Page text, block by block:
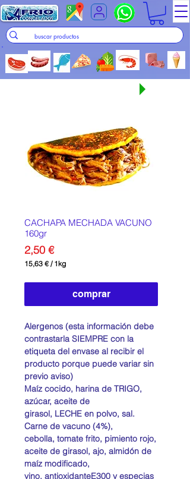
CACHAPA MECHADA VACUNO
160gr
2,50 €Precio
15,63 € / 1kg
por
comprar
Alergenos (esta información debe
contrastarla SIEMPRE con la
etiqueta del envase al recibir el
producto porque puede variar sin
previo aviso)
Maíz cocido, harina de TRIGO,
azúcar, aceite de
girasol, LECHE en polvo, sal.
Carne de vacuno (4%),
cebolla, tomate frito, pimiento rojo,
aceite de girasol, ajo, almidón de
maíz modificado,
vino, antioxidanteE300 y especias